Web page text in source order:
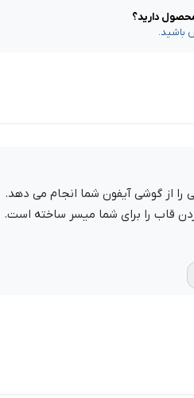
محصول دارید؟
باشید.
از گوشی آیفون شما انجام می دهد.
قاب را برای شما میسر ساخته است.